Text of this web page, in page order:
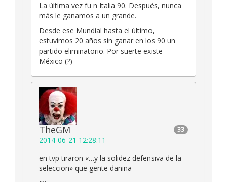
La última vez fu n Italia 90. Después, nunca
más le ganamos a un grande.
Desde ese Mundial hasta el último,
estuvimos 20 años sin ganar en los 90 un
partido eliminatorio. Por suerte existe
México (?)
33
TheGM
2014-06-21 12:28:11
en tvp tiraron «…y la solidez defensiva de la
seleccion» que gente dañina